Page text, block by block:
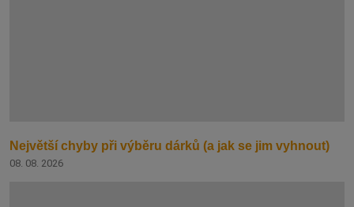
Největší chyby při výběru dárků (a jak se jim vyhnout)
08. 08. 2026